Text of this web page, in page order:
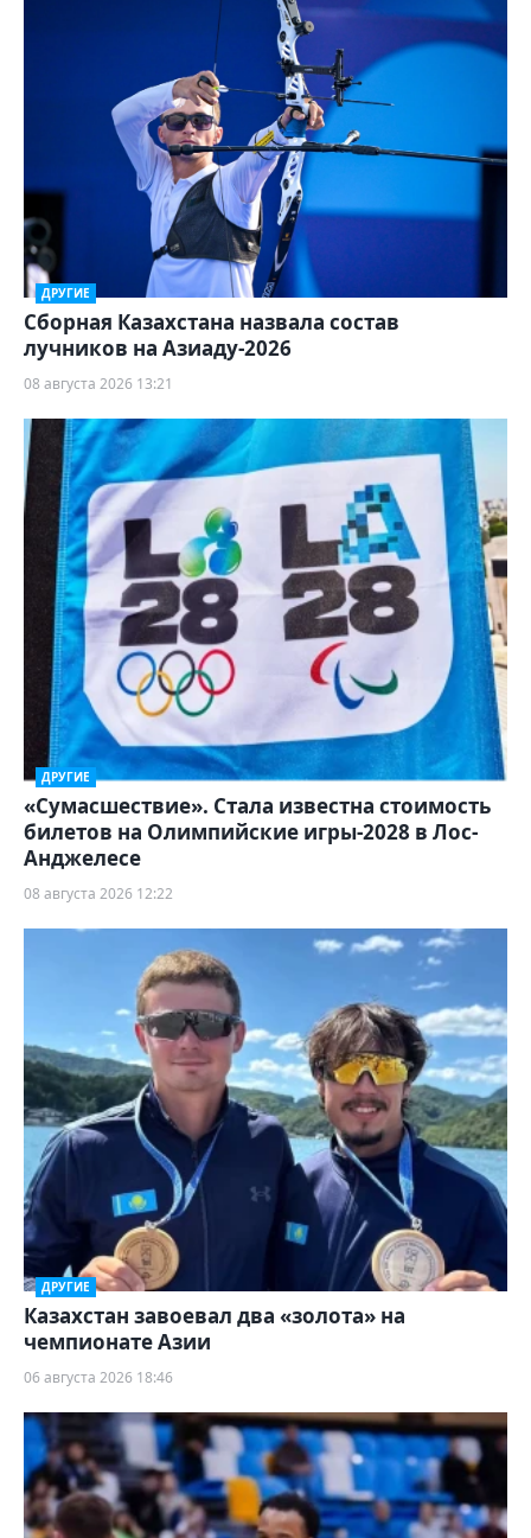
ДРУГИЕ
Сборная Казахстана назвала состав
лучников на Азиаду-2026
08 августа 2026 13:21
ДРУГИЕ
«Сумасшествие». Стала известна стоимость
билетов на Олимпийские игры-2028 в Лос-
Анджелесе
08 августа 2026 12:22
ДРУГИЕ
Казахстан завоевал два «золота» на
чемпионате Азии
06 августа 2026 18:46